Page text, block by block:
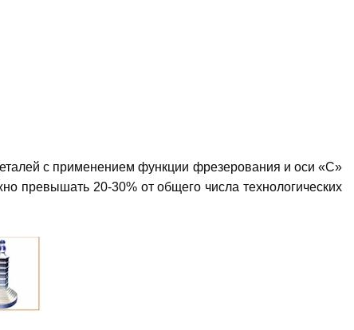
с применением функции фрезерования и оси «С»
превышать 20-30% от общего числа технологических